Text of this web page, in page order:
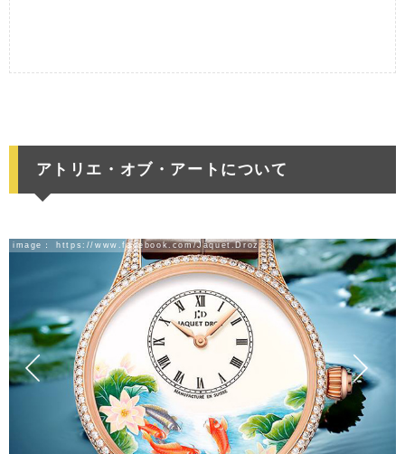
アトリエ・オブ・アートについて
image： https://www.facebook.com/Jaquet.Droz